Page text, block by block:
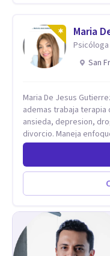
esta conversación
exploran las vivencias
otorga un nuevo
emocional. De esta
vida y relaciones
Maria
Psicóloga
San
Maria De Jesus Gutierrez Psicologa Clinica y
ademas trabaja terapia
ansieda, depresion, drogadiccio,
divorcio. Maneja
de experiencia,
diferntes areas de la